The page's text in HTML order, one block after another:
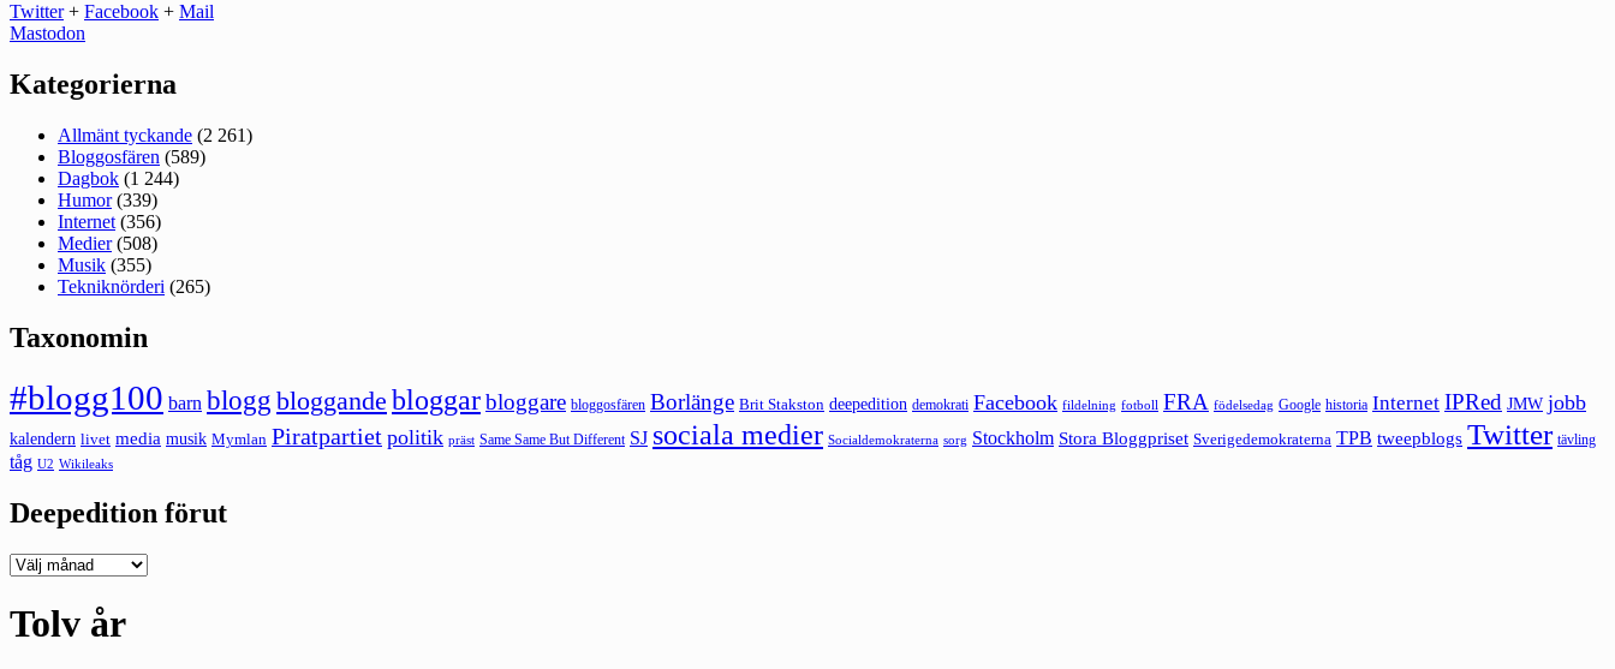
Twitter+ Facebook + Mail
Mastodon
Kategorierna
Allmänt tyckande (2 261)
Bloggosfären (589)
Dagbok (1 244)
Humor(339)
Internet (356)
Medier(508)
Musik (355)
Tekniknörderi (265)
Taxonomin
#blogg100 barn blogg bloggande bloggarbloggare bloggosfären Borlänge Brit Stakston deepedition demokrati Facebook fildelning fotboll FRA födelsedag Google historia Internet IPRed JMW jobb
kalendern livet media musik Mymlan Piratpartiet politik präst Same Same But Different SJ sociala medier Socialdemokraterna sorg Stockholm Stora Bloggpriset Sverigedemokraterna TPB tweepblogs Twitter tävling
tåg U2 Wikileaks
Deepedition förut
Deepedition
Tolv år